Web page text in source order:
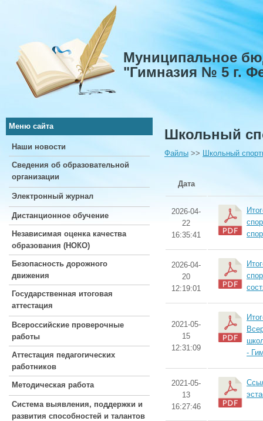
Муниципальное
"Гимназия № 5 г.
Меню сайта
Наши новости
Сведения об образовательной
организации
Электронный журнал
Дистанционное обучение
Независимая оценка качества
образования (НОКО)
Безопасность дорожного
движения
Государственная итоговая
аттестация
Всероссийские проверочные
работы
Аттестация педагогических
работников
Методическая работа
Система выявления, поддержки и
развития способностей и талантов
Школьный
Файлы >> Школьный
Дата
2026-04-
22
16:35:41
2026-04-
20
12:19:01
2021-05-
15
12:31:09
-
2021-05-
13
16:27:46